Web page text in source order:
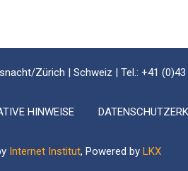
Zürich | Schweiz | Tel.: +41 (0)43
HINWEISE
Internet Institut, Powered by LKX